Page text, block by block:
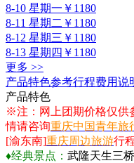
8-10 星期一 ￥1180
8-11 星期二 ￥1180
8-12 星期三 ￥1180
8-13 星期四 ￥1180
更多 >>
产品特色参考行程费用说
产品特色
※注：网上团期价格仅供
情请咨询重庆中国青年旅
[渝东南]重庆周边旅游行
♦经典景点： 武隆天生三